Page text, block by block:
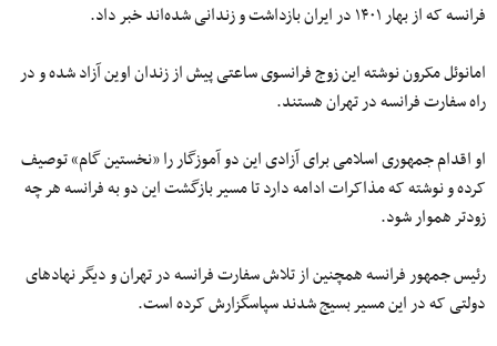
فرانسه که از بهار ۱۴۰۱ در ایران بازداشت و‌ زندانی شده‌اند خبر داد.
امانوئل مکرون نوشته این زوج فرانسوی ساعتی پیش از زندان اوین آزاد شده و در
راه سفارت فرانسه در تهران هستند.
او اقدام جمهوری اسلامی برای آزادی این دو‌ آموزگار را «نخستین گام» توصیف
کرده و نوشته که مذاکرات ادامه دارد تا مسیر بازگشت این دو به فرانسه هر چه
زودتر هموار شود.
رئیس جمهور فرانسه همچنین از تلاش سفارت فرانسه در تهران و دیگر نهادهای
دولتی که در این مسیر بسیج شدند سپاسگزارش کرده است.